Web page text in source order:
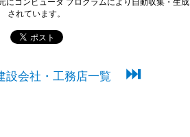
にコンピュータ プログラムにより自動収集・生成
されています。
設会社・工務店一覧 ⏭